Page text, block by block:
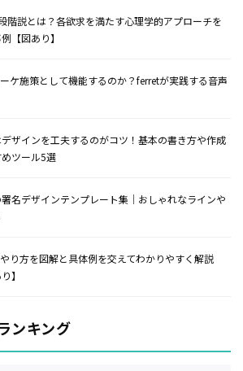
階説とは？各欲求を満たす心理学的アプローチを
【図あり】
ケ施策として機能するのか？ferretが実践する音声
ザインを工夫するのがコツ！基本の書き方や作成
ツール5選
名デザインテンプレート集｜おしゃれなラインや
り方を図解と具体例を交えてわかりやすく解説
】
ンキング